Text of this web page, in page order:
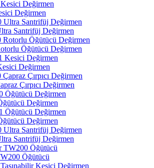
Değirmen
Santrifüj Değirmen
Öğütücü Değirmen
Değirmen
Çırpıcı Değirmen
Değirmen
Değirmen
Santrifüj Değirmen
Öğütücü